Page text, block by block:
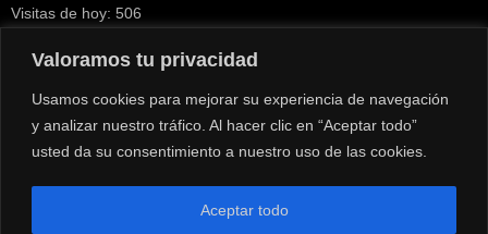
Valoramos tu privacidad
Usamos cookies para mejorar su experiencia de navegación
y analizar nuestro tráfico. Al hacer clic en “Aceptar todo”
usted da su consentimiento a nuestro uso de las cookies.
Aceptar todo
Visitas de hoy: 506
Visitantes hoy:200
Visitas de ayer: 633
Visitantes de ayer:241
Fernando Humanes ©2017